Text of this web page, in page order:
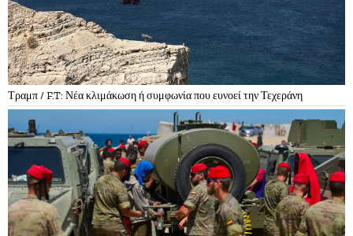
Τραμπ / F.T: Νέα κλιμάκωση ή συμφωνία που ευνοεί την Τεχεράνη